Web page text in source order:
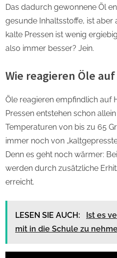
Das dadurch gewonnene Öl
gesunde Inhaltsstoffe, ist aber
kalte Pressen ist wenig
also immer besser? Jein.
Wie reagieren Öle
Öle reagieren empfindlich auf
Pressen entstehen schon
Temperaturen von bis zu 65
immer noch von
Denn es geht noch wärmer:
werden durch zusätzliche
erreicht.
LESEN SIE AUCH:
Ist es
mit in die Schule zu